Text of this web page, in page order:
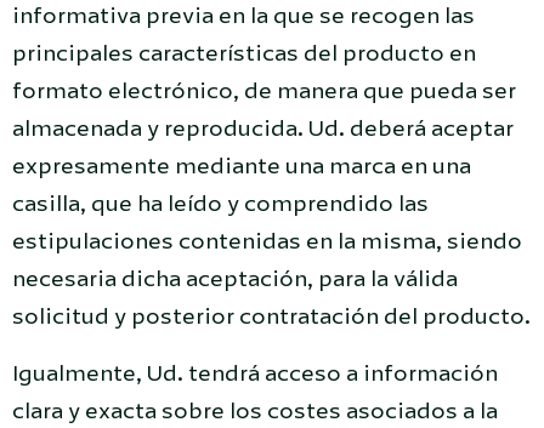
informativa previa en la que se recogen las
principales características del producto en
formato electrónico, de manera que pueda ser
almacenada y reproducida. Ud. deberá aceptar
expresamente mediante una marca en una
casilla, que ha leído y comprendido las
estipulaciones contenidas en la misma, siendo
necesaria dicha aceptación, para la válida
solicitud y posterior contratación del producto.
Igualmente, Ud. tendrá acceso a información
clara y exacta sobre los costes asociados a la